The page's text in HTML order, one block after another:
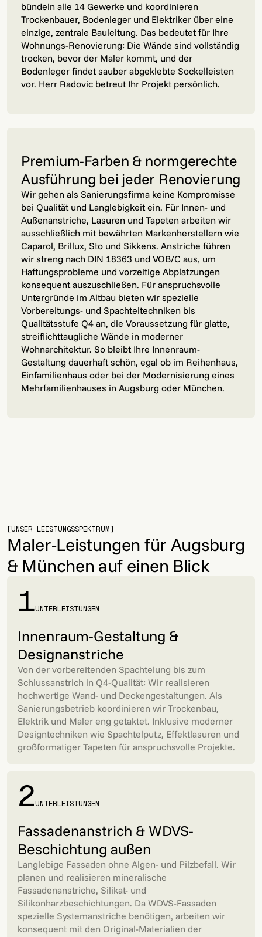
bündeln alle 14 Gewerke und koordinieren
Trockenbauer, Bodenleger und Elektriker über eine
einzige, zentrale Bauleitung. Das bedeutet für Ihre
Wohnungs-Renovierung: Die Wände sind vollständig
trocken, bevor der Maler kommt, und der
Bodenleger findet sauber abgeklebte Sockelleisten
vor. Herr Radovic betreut Ihr Projekt persönlich.
Premium-Farben & normgerechte
Ausführung bei jeder Renovierung
Wir gehen als Sanierungsfirma keine Kompromisse
bei Qualität und Langlebigkeit ein. Für Innen- und
Außenanstriche, Lasuren und Tapeten arbeiten wir
ausschließlich mit bewährten Markenherstellern wie
Caparol, Brillux, Sto und Sikkens. Anstriche führen
wir streng nach DIN 18363 und VOB/C aus, um
Haftungsprobleme und vorzeitige Abplatzungen
konsequent auszuschließen. Für anspruchsvolle
Untergründe im Altbau bieten wir spezielle
Vorbereitungs- und Spachteltechniken bis
Qualitätsstufe Q4 an, die Voraussetzung für glatte,
streiflichttaugliche Wände in moderner
Wohnarchitektur. So bleibt Ihre Innenraum-
Gestaltung dauerhaft schön, egal ob im Reihenhaus,
Einfamilienhaus oder bei der Modernisierung eines
Mehrfamilienhauses in Augsburg oder München.
[UNSER LEISTUNGSSPEKTRUM]
Maler-Leistungen für Augsburg
& München auf einen Blick
1UNTERLEISTUNGEN
Innenraum-Gestaltung &
Designanstriche
Von der vorbereitenden Spachtelung bis zum
Schlussanstrich in Q4-Qualität: Wir realisieren
hochwertige Wand- und Deckengestaltungen. Als
Sanierungsbetrieb koordinieren wir Trockenbau,
Elektrik und Maler eng getaktet. Inklusive moderner
Designtechniken wie Spachtelputz, Effektlasuren und
großformatiger Tapeten für anspruchsvolle Projekte.
2UNTERLEISTUNGEN
Fassadenanstrich & WDVS-
Beschichtung außen
Langlebige Fassaden ohne Algen- und Pilzbefall. Wir
planen und realisieren mineralische
Fassadenanstriche, Silikat- und
Silikonharzbeschichtungen. Da WDVS-Fassaden
spezielle Systemanstriche benötigen, arbeiten wir
konsequent mit den Original-Materialien der